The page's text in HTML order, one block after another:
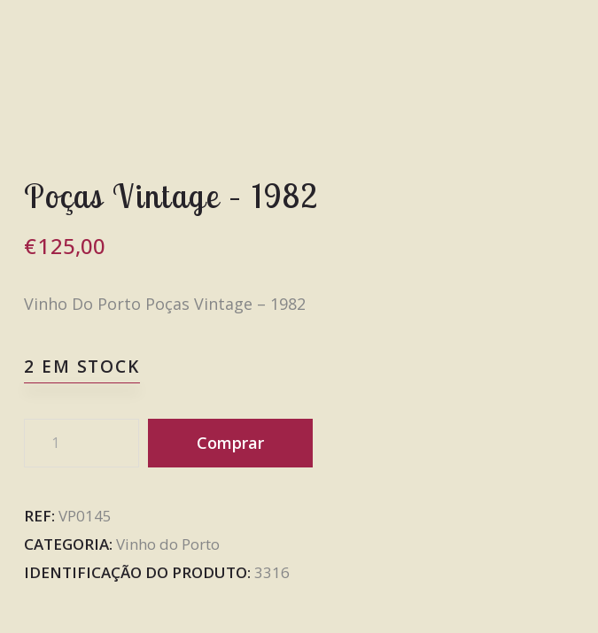
Poças Vintage – 1982
€125,00
Vinho Do Porto Poças Vintage – 1982
2 EM STOCK
Comprar
REF: VP0145
CATEGORIA: Vinho do Porto
IDENTIFICAÇÃO DO PRODUTO: 3316